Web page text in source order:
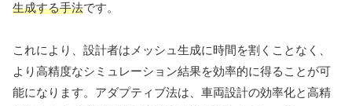
生成する手法です。
これにより、設計者はメッシュ生成に時間を割くことなく、
より高精度なシミュレーション結果を効率的に得ることが可
能になります。アダプティブ法は、車両設計の効率化と高精